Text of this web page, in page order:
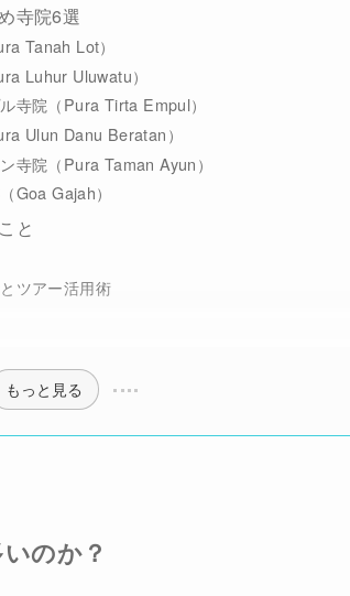
寺院6選
Tanah Lot）
Luhur Uluwatu）
寺院（Pura Tirta Empul）
Ulun Danu Beratan）
寺院（Pura Taman Ayun）
Goa Gajah）
と
ツアー活用術
もっと見る
のか？